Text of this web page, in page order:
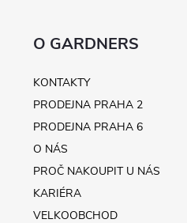
O GARDNERS
KONTAKTY
PRODEJNA PRAHA 2
PRODEJNA PRAHA 6
O NÁS
PROČ NAKOUPIT U NÁS
KARIÉRA
VELKOOBCHOD